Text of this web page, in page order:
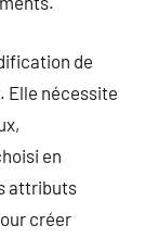
de
Elle nécessite
en
attributs
créer